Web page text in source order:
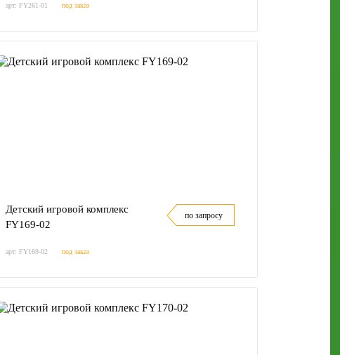
арт: FY261-01 под заказ
Детский игровой комплекс
FY169-02
по запросу
арт: FY169-02 под заказ